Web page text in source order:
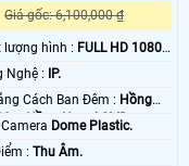
Giá gốc: 6,100,000 ₫
lượng hình : FULL HD 1080P
⚛️ Công Nghệ :
IP.
🌜 Khoảng Cách Ban Đêm : Hồng
Hồng Ngoại SMD.
Camera Dome Plastic.
️🔔 Ưu Điểm :Thu Âm.